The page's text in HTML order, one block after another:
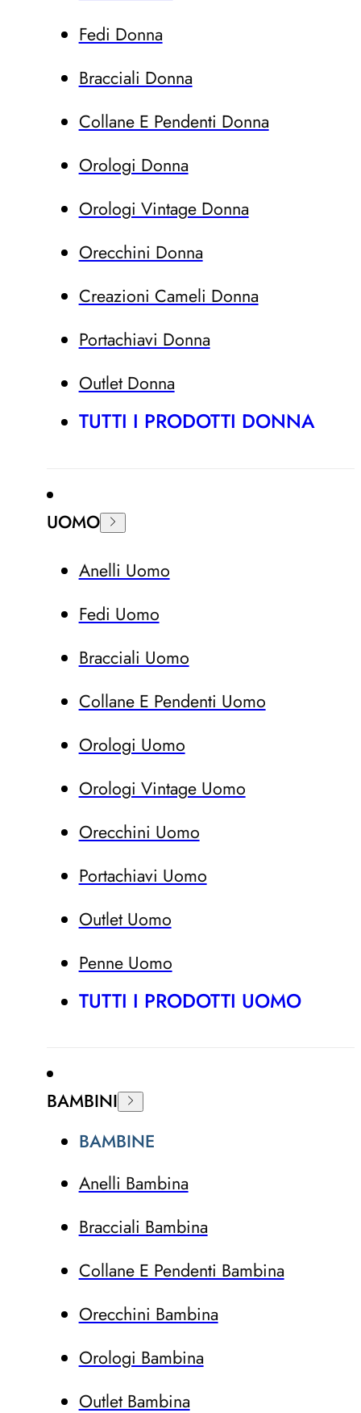
Fedi Donna
Bracciali Donna
Collane E Pendenti Donna
Orologi Donna
Orologi Vintage Donna
Orecchini Donna
Creazioni Cameli Donna
Portachiavi Donna
Outlet Donna
TUTTI I PRODOTTI DONNA
UOMO
Anelli Uomo
Fedi Uomo
Bracciali Uomo
Collane E Pendenti Uomo
Orologi Uomo
Orologi Vintage Uomo
Orecchini Uomo
Portachiavi Uomo
Outlet Uomo
Penne Uomo
TUTTI I PRODOTTI UOMO
BAMBINI
BAMBINE
Anelli Bambina
Bracciali Bambina
Collane E Pendenti Bambina
Orecchini Bambina
Orologi Bambina
Outlet Bambina